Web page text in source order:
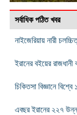
সর্বাধিক পঠিত খবর
নাইজেরিয়ায় নারী
ইরানের বইয়ের রাজধানী
চিকিতসা বিজ্ঞানে
এবছর ইরানের ২২৭